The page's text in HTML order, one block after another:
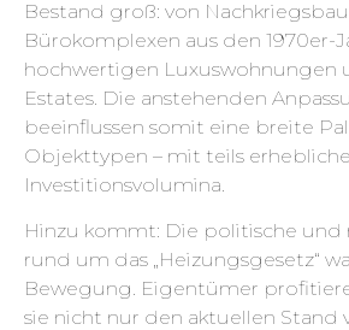
Bestand groß: von
Bürokomplexen aus den 1970er-
hochwertigen Luxuswohnungen
Estates. Die anstehenden
beeinflussen somit eine breite
Objekttypen – mit teils
Investitionsvolumina.
Hinzu kommt: Die politische und
rund um das „Heizungsgesetz“
Bewegung. Eigentümer
sie nicht nur den aktuellen Stand